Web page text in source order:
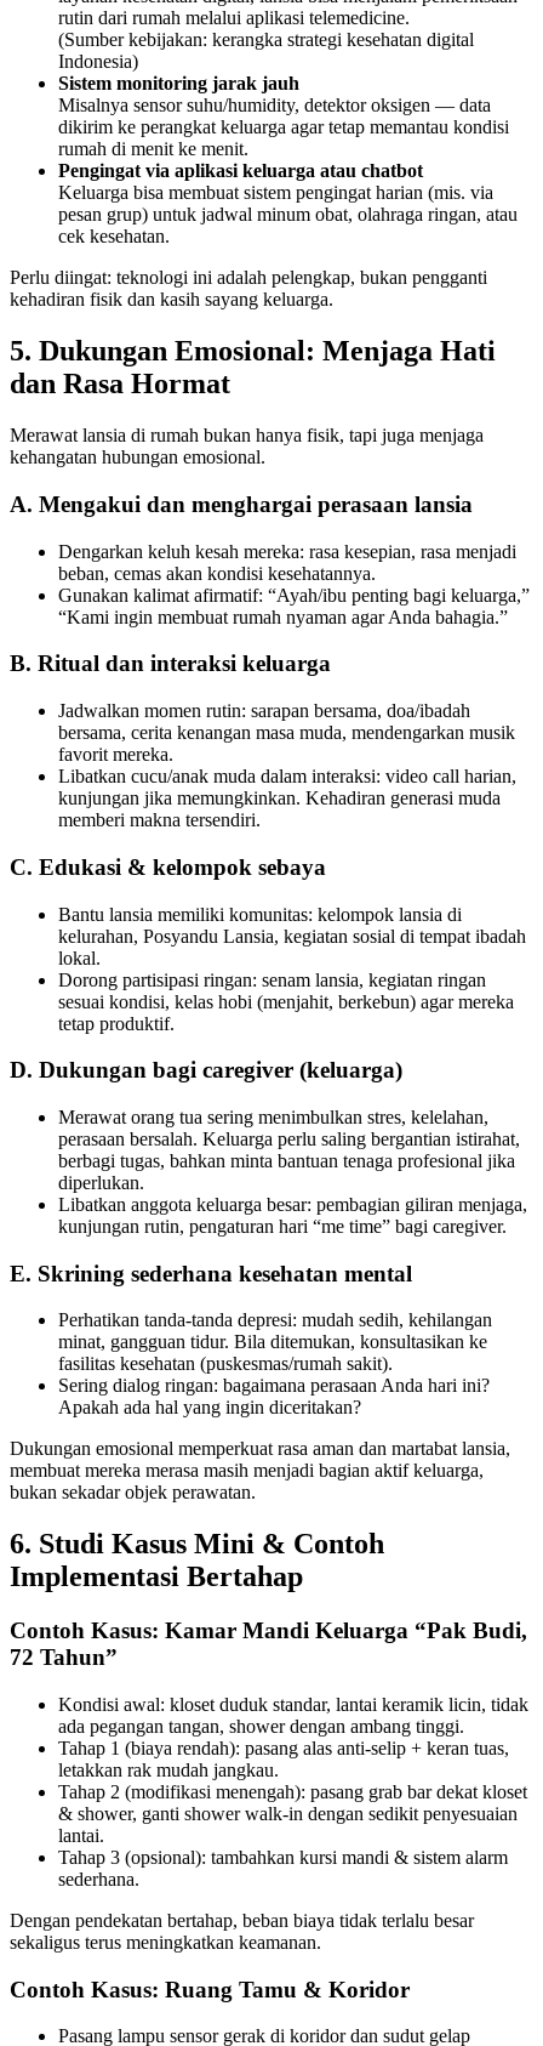
rutin dari rumah melalui aplikasi telemedicine.
(Sumber kebijakan: kerangka strategi kesehatan digital
Indonesia)
Sistem monitoring jarak jauh
Misalnya sensor suhu/humidity, detektor oksigen — data
dikirim ke perangkat keluarga agar tetap memantau kondisi
rumah di menit ke menit.
Pengingat via aplikasi keluarga atau chatbot
Keluarga bisa membuat sistem pengingat harian (mis. via
pesan grup) untuk jadwal minum obat, olahraga ringan, atau
cek kesehatan.
Perlu diingat: teknologi ini adalah pelengkap, bukan pengganti
kehadiran fisik dan kasih sayang keluarga.
5. Dukungan Emosional: Menjaga Hati
dan Rasa Hormat
Merawat lansia di rumah bukan hanya fisik, tapi juga menjaga
kehangatan hubungan emosional.
A. Mengakui dan menghargai perasaan lansia
Dengarkan keluh kesah mereka: rasa kesepian, rasa menjadi
beban, cemas akan kondisi kesehatannya.
Gunakan kalimat afirmatif: “Ayah/ibu penting bagi keluarga,”
“Kami ingin membuat rumah nyaman agar Anda bahagia.”
B. Ritual dan interaksi keluarga
Jadwalkan momen rutin: sarapan bersama, doa/ibadah
bersama, cerita kenangan masa muda, mendengarkan musik
favorit mereka.
Libatkan cucu/anak muda dalam interaksi: video call harian,
kunjungan jika memungkinkan. Kehadiran generasi muda
memberi makna tersendiri.
C. Edukasi & kelompok sebaya
Bantu lansia memiliki komunitas: kelompok lansia di
kelurahan, Posyandu Lansia, kegiatan sosial di tempat ibadah
lokal.
Dorong partisipasi ringan: senam lansia, kegiatan ringan
sesuai kondisi, kelas hobi (menjahit, berkebun) agar mereka
tetap produktif.
D. Dukungan bagi caregiver (keluarga)
Merawat orang tua sering menimbulkan stres, kelelahan,
perasaan bersalah. Keluarga perlu saling bergantian istirahat,
berbagi tugas, bahkan minta bantuan tenaga profesional jika
diperlukan.
Libatkan anggota keluarga besar: pembagian giliran menjaga,
kunjungan rutin, pengaturan hari “me time” bagi caregiver.
E. Skrining sederhana kesehatan mental
Perhatikan tanda-tanda depresi: mudah sedih, kehilangan
minat, gangguan tidur. Bila ditemukan, konsultasikan ke
fasilitas kesehatan (puskesmas/rumah sakit).
Sering dialog ringan: bagaimana perasaan Anda hari ini?
Apakah ada hal yang ingin diceritakan?
Dukungan emosional memperkuat rasa aman dan martabat lansia,
membuat mereka merasa masih menjadi bagian aktif keluarga,
bukan sekadar objek perawatan.
6. Studi Kasus Mini & Contoh
Implementasi Bertahap
Contoh Kasus: Kamar Mandi Keluarga “Pak Budi,
72 Tahun”
Kondisi awal: kloset duduk standar, lantai keramik licin, tidak
ada pegangan tangan, shower dengan ambang tinggi.
Tahap 1 (biaya rendah): pasang alas anti-selip + keran tuas,
letakkan rak mudah jangkau.
Tahap 2 (modifikasi menengah): pasang grab bar dekat kloset
& shower, ganti shower walk-in dengan sedikit penyesuaian
lantai.
Tahap 3 (opsional): tambahkan kursi mandi & sistem alarm
sederhana.
Dengan pendekatan bertahap, beban biaya tidak terlalu besar
sekaligus terus meningkatkan keamanan.
Contoh Kasus: Ruang Tamu & Koridor
Pasang lampu sensor gerak di koridor dan sudut gelap